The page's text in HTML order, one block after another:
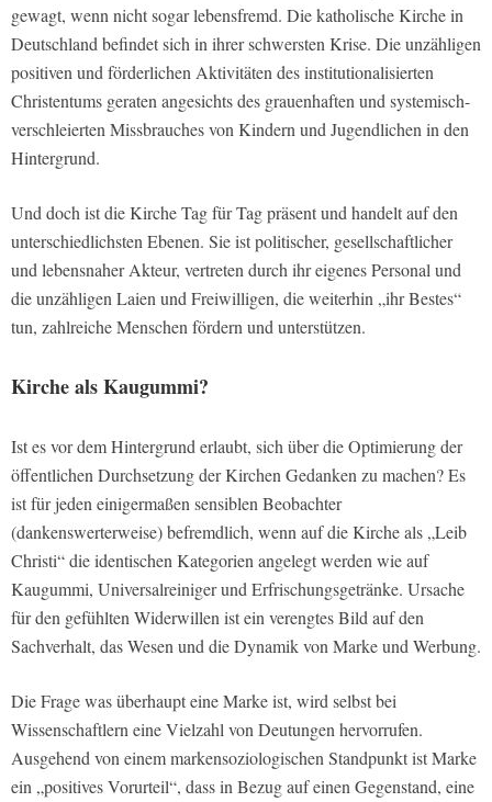
gewagt, wenn nicht sogar lebensfremd. Die katholische Kirche in
Deutschland befindet sich in ihrer schwersten Krise. Die unzähligen
positiven und förderlichen Aktivitäten des institutionalisierten
Christentums geraten angesichts des grauenhaften und systemisch-
verschleierten Missbrauches von Kindern und Jugendlichen in den
Hintergrund.
Und doch ist die Kirche Tag für Tag präsent und handelt auf den
unterschiedlichsten Ebenen. Sie ist politischer, gesellschaftlicher
und lebensnaher Akteur, vertreten durch ihr eigenes Personal und
die unzähligen Laien und Freiwilligen, die weiterhin „ihr Bestes“
tun, zahlreiche Menschen fördern und unterstützen.
Kirche als Kaugummi?
Ist es vor dem Hintergrund erlaubt, sich über die Optimierung der
öffentlichen Durchsetzung der Kirchen Gedanken zu machen? Es
ist für jeden einigermaßen sensiblen Beobachter
(dankenswerterweise) befremdlich, wenn auf die Kirche als „Leib
Christi“ die identischen Kategorien angelegt werden wie auf
Kaugummi, Universalreiniger und Erfrischungsgetränke. Ursache
für den gefühlten Widerwillen ist ein verengtes Bild auf den
Sachverhalt, das Wesen und die Dynamik von Marke und Werbung.
Die Frage was überhaupt eine Marke ist, wird selbst bei
Wissenschaftlern eine Vielzahl von Deutungen hervorrufen.
Ausgehend von einem markensoziologischen Standpunkt ist Marke
ein „positives Vorurteil“, dass in Bezug auf einen Gegenstand, eine